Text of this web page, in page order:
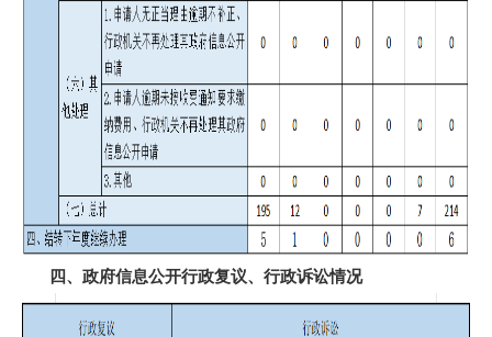
四、政府信息公开行政复议、行政诉讼情况